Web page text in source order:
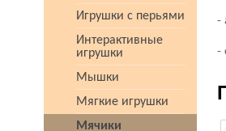
Игрушки с перьями
Интерактивные
игрушки
Мышки
Мягкие игрушки
Мячики
-
-